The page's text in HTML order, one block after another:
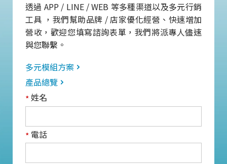
透過 APP / LINE / WEB 等多種渠道以及多元行銷
工具 ，我們幫助品牌 / 店家優化經營、快速增加
營收，歡迎您填寫諮詢表單，我們將派專人儘速
與您聯繫。
多元模組方案
產品總覽
*姓名
* 電話